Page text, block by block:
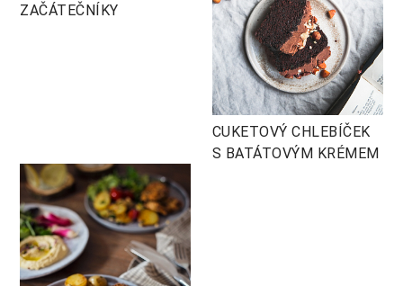
ZAČÁTEČNÍKY
CUKETOVÝ CHLEBÍČEK
S BATÁTOVÝM KRÉMEM